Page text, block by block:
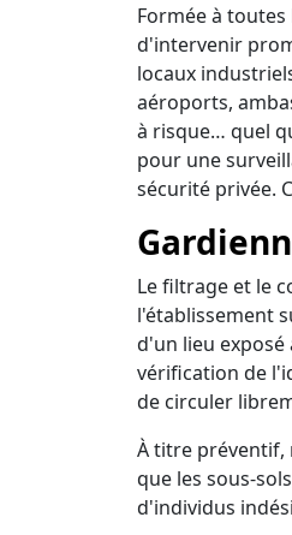
Formée à
d'intervenir
locaux
aéroports,
à risque… quel
pour une
sécurité privée.
Le filtrage et le
l'établissement
d'un lieu exposé
vérification de
de circuler
À titre préventif,
que les sous-
d'individus